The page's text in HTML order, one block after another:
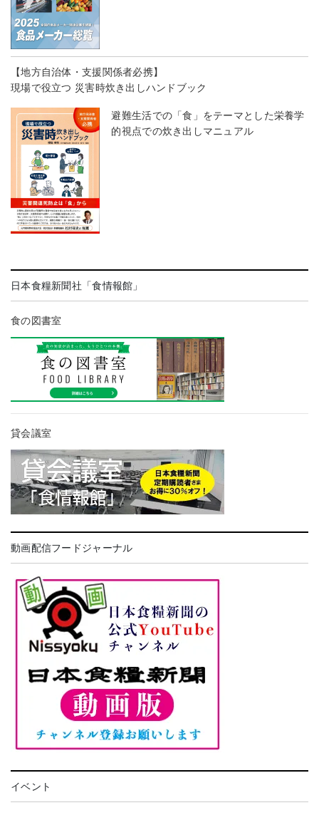
【地方自治体・支援関係者必携】
現場で役立つ 災害時炊き出しハンドブック
避難生活での「食」をテーマとした栄養学
的視点での炊き出しマニュアル
日本食糧新聞社「食情報館」
食の図書室
貸会議室
動画配信フードジャーナル
イベント